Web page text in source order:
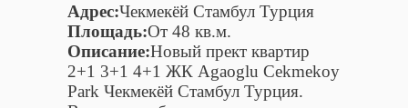
Адрес:Чекмекёй Стамбул Турция
Площадь:От 48 кв.м.
Описание:Новый прект квартир
2+1 3+1 4+1 ЖК Agaoglu Cekmekoy
Park Чекмекёй Стамбул Турция.